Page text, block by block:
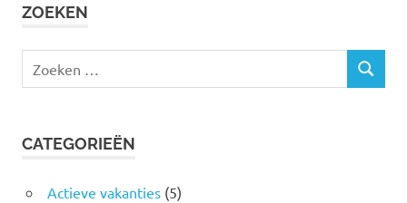
ZOEKEN
naar:
ZOEKEN
CATEGORIEËN
Actieve vakanties(5)